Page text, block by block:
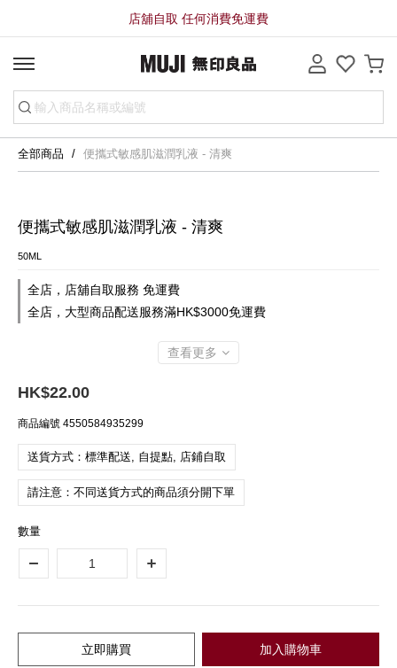
店舖自取 任何消費免運費
全部商品 便攜式敏感肌滋潤乳液 - 清爽
便攜式敏感肌滋潤乳液 - 清爽
50ML
全店，店舖自取服務 免運費
全店，大型商品配送服務滿HK$3000免運費
查看更多
HK$22.00
商品編號 4550584935299
送貨方式：標準配送, 自提點, 店鋪自取
請注意：不同送貨方式的商品須分開下單
數量
加入購物車
立即購買